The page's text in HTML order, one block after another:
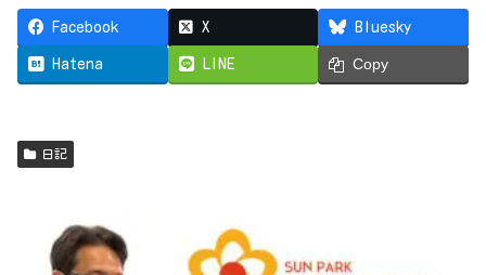
Facebook X Bluesky
Hatena LINE Copy
日記